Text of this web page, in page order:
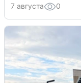
7 августа 0